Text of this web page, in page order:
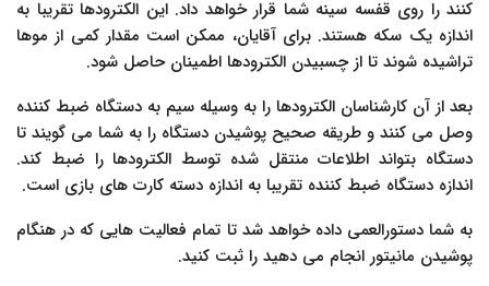
کنند را روی قفسه سینه شما قرار خواهد داد. این الکترودها تقریبا به
اندازه یک سکه هستند. برای آقایان، ممکن است مقدار کمی از موها
تراشیده شوند تا از چسبیدن الکترودها اطمینان حاصل شود.
بعد از آن کارشناسان الکترودها را به وسیله سیم به دستگاه ضبط کننده
وصل می کنند و طریقه صحیح پوشیدن دستگاه را به شما می گویند تا
دستگاه بتواند اطلاعات منتقل شده توسط الکترودها را ضبط کند.
اندازه دستگاه ضبط کننده تقریبا به اندازه دسته کارت های بازی است.
به شما دستورالعمی داده خواهد شد تا تمام فعالیت هایی که در هنگام
پوشیدن مانیتور انجام می دهید را ثبت کنید.